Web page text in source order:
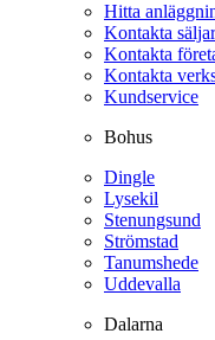
Hitta
Kontakta
Kontakta
Kontakta
Kundservice
Bohus
Dingle
Lysekil
Stenungsund
Strömstad
Tanumshede
Uddevalla
Dalarna